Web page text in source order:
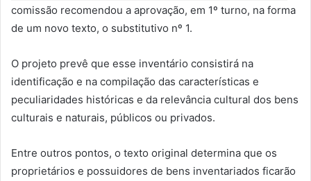
comissão recomendou a aprovação, em 1º turno, na forma
de um novo texto, o substitutivo nº 1.
O projeto prevê que esse inventário consistirá na
identificação e na compilação das características e
peculiaridades históricas e da relevância cultural dos bens
culturais e naturais, públicos ou privados.
Entre outros pontos, o texto original determina que os
proprietários e possuidores de bens inventariados ficarão